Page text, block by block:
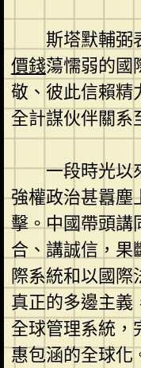
斯塔默輔弼
價錢蕩懦弱的國
敬、彼此信賴精
全計謀伙伴關系
一段時光以
強權政治甚囂塵
擊。中國帶頭講
合、講誠信，果
際系統和以國際
真正的多邊主義
全球管理系統，
惠包涵的全球化